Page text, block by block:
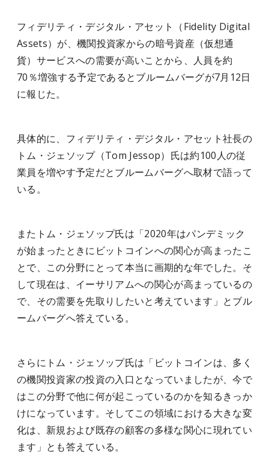
フィデリティ・デジタル・アセット（Fidelity Digital
Assets）が、機関投資家からの暗号資産（仮想通
貨）サービスへの需要が高いことから、人員を約
70％増強する予定であるとブルームバーグが7月12日
に報じた。
具体的に、フィデリティ・デジタル・アセット社長の
トム・ジェソップ（Tom Jessop）氏は約100人の従
業員を増やす予定だとブルームバーグへ取材で語って
いる。
またトム・ジェソップ氏は「2020年はパンデミック
が始まったときにビットコインへの関心が高まったこ
とで、この分野にとって本当に画期的な年でした。そ
して現在は、イーサリアムへの関心が高まっているの
で、その需要を先取りしたいと考えています」とブル
ームバーグへ答えている。
さらにトム・ジェソップ氏は「ビットコインは、多く
の機関投資家の投資の入口となっていましたが、今で
はこの分野で他に何が起こっているのかを知るきっか
けになっています。そしてこの領域における大きな変
化は、新規および既存の顧客の多様な関心に現れてい
ます」とも答えている。